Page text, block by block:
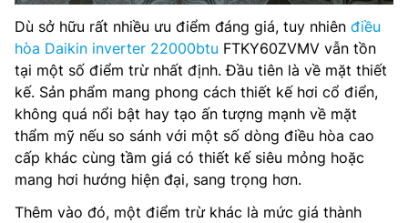
Dù sở hữu rất nhiều ưu điểm đáng giá, tuy nhiên điều
hòa Daikin inverter 22000btu FTKY60ZVMV vẫn tồn
tại một số điểm trừ nhất định. Đầu tiên là về mặt thiết
kế. Sản phẩm mang phong cách thiết kế hơi cổ điển,
không quá nổi bật hay tạo ấn tượng mạnh về mặt
thẩm mỹ nếu so sánh với một số dòng điều hòa cao
cấp khác cùng tầm giá có thiết kế siêu mỏng hoặc
mang hơi hướng hiện đại, sang trọng hơn.
Thêm vào đó, một điểm trừ khác là mức giá thành